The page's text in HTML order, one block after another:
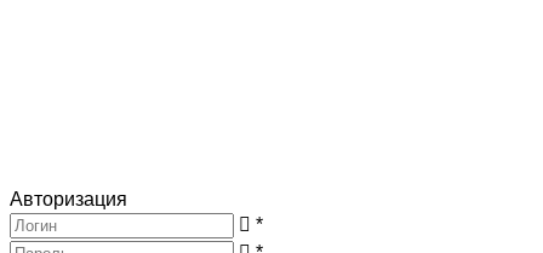
Авторизация
*